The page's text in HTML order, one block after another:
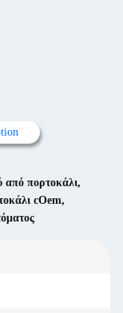
από πορτοκάλι,
cOem,